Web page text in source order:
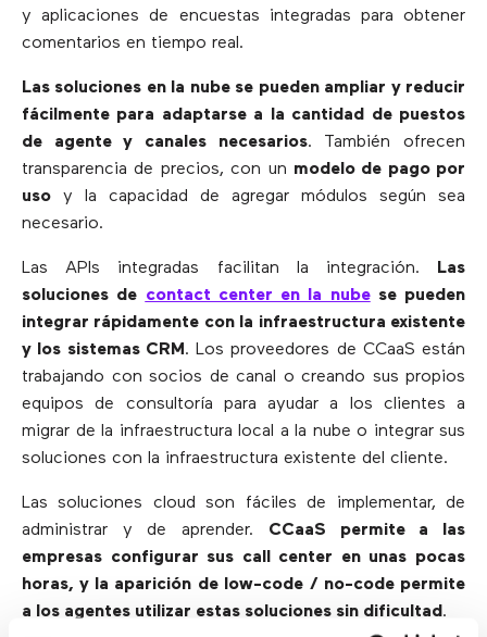
y aplicaciones de encuestas integradas para obtener
comentarios en tiempo real.
Las soluciones en la nube se pueden ampliar y reducir
fácilmente para adaptarse a la cantidad de puestos
de agente y canales necesarios. También ofrecen
transparencia de precios, con un modelo de pago por
uso y la capacidad de agregar módulos según sea
necesario.
Las APIs integradas facilitan la integración.
Las
soluciones de contact center en la nubese pueden
integrar rápidamente con la infraestructura existente
y los sistemas CRM . Los proveedores de CCaaS están
trabajando con socios de canal o creando sus propios
equipos de consultoría para ayudar a los clientes a
migrar de la infraestructura local a la nube o integrar sus
soluciones con la infraestructura existente del cliente.
Las soluciones cloud son fáciles de implementar, de
administrar y de aprender. CCaaS permite a las
empresas configurar sus call center en unas pocas
horas, y la aparición de low-code / no-code permite
a los agentes utilizar estas soluciones sin dificultad .